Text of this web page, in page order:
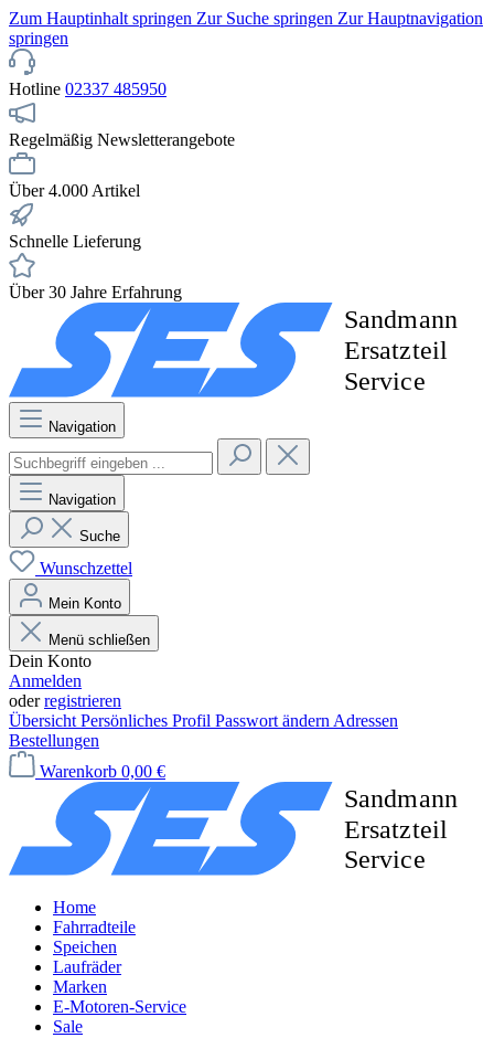
Zum Hauptinhalt springen Zur Suche springen Zur Hauptnavigation
springen
Hotline 02337 485950
Regelmäßig Newsletterangebote
Über 4.000 Artikel
Schnelle Lieferung
Über 30 Jahre Erfahrung
Navigation
Navigation
Suche
Wunschzettel
Mein Konto
Menü schließen
Dein Konto
Anmelden
oderregistrieren
Übersicht Persönliches Profil Passwort ändern Adressen
Bestellungen
Warenkorb 0,00 €
Home
Fahrradteile
Speichen
Laufräder
Marken
E-Motoren-Service
Sale